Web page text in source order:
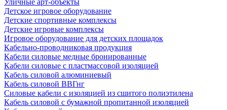
Уличные арт-объекты
Детское игровое оборудование
Детские спортивные комплексы
Детские игровые комплексы
Игровое оборудование для детских площадок
Кабельно-проводниковая продукция
Кабели силовые медные бронированные
Кабели силовые с пластмассовой изоляцией
Кабель силовой алюминиевый
Кабель силовой ВВГнг
Силовые кабели с изоляцией из сшитого полиэтилена
Кабель силовой с бумажной пропитанной изоляцией